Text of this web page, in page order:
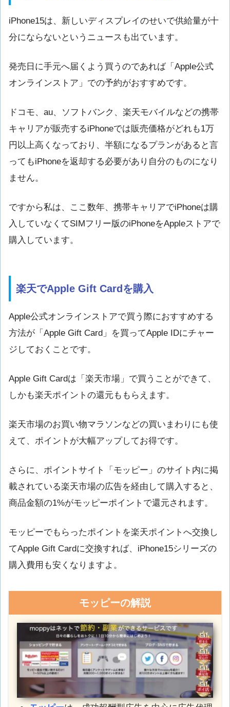
iPhone15は、新しいディスプレイのせいで供給量が十
分にならないというニュースも出ています。
発売日に手元へ届くよう買うのであれば「Apple公式
オンラインストア」での予約がおすすめです。
ドコモ、au、ソフトバンク、楽天モバイルなどの携帯
キャリアが販売するiPhoneでは販売価格がどれも1万
円以上高くなっており、半額になるプランがあると言
ってもiPhoneを返却する必要があり自分のものになり
ません。
ですから私は、ここ数年、携帯キャリアでiPhoneは購
入していなくてSIMフリー版のiPhoneをAppleストアで
購入しています。
楽天でApple Gift Cardを購入
Apple公式オンラインストアで買う際におすすめする
方法が「Apple Gift Card」を買ってApple IDにチャー
ジしておくことです。
Apple Gift Cardは「楽天市場」で買うことができて、
しかも楽天ポイントの還元ももらえます。
楽天市場のお買い物マラソンなどの買いまわりにも使
えて、ポイントが大幅アップしてお得です。
さらに、ポイントサイト「モッピー」のサイト内に掲
載されている楽天市場の広告を経由して購入すると、
商品金額の1%がモッピーポイントで還元されます。
モッピーでもらったポイントを楽天ポイントへ交換し
てApple Gift Cardに交換すれば、iPhone15シリーズの
購入費用も安くなりますよ。
モッピーの解説